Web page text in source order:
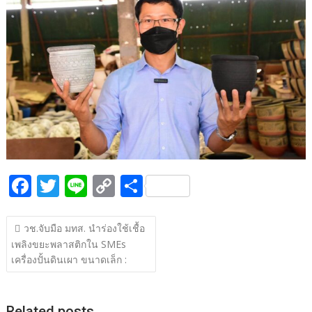
o
o
k
Li
n
k
F
ac
e
b
o
T
w
itt
er
Li
n
e
C
o
p
y
Li
S
h
ar
แนะแนว
เรื่อง
วช.จับมือ มทส. นำร่องใช้เชื้อ
เพลิงขยะพลาสติกใน SMEs
เครื่องปั้นดินเผา ขนาดเล็ก :